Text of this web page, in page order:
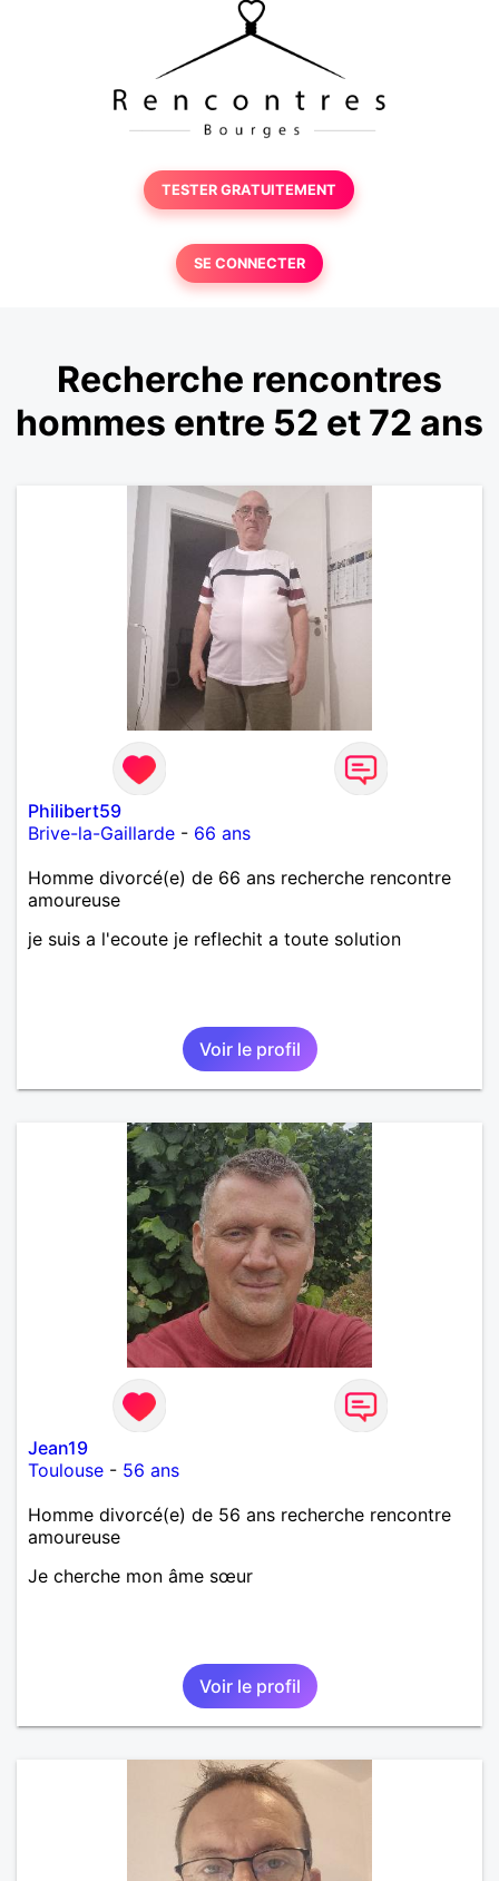
TESTER GRATUITEMENT
SE CONNECTER
Recherche rencontres
hommes entre 52 et 72 ans
Philibert59
Brive-la-Gaillarde - 66 ans
Homme divorcé(e) de 66 ans recherche rencontre
amoureuse
je suis a l'ecoute je reflechit a toute solution
Voir le profil
Jean19
Toulouse - 56 ans
Homme divorcé(e) de 56 ans recherche rencontre
amoureuse
Je cherche mon âme sœur
Voir le profil